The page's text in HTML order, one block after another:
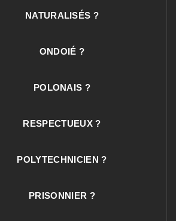
NATURALISÉS ?
ONDOIÉ ?
POLONAIS ?
RESPECTUEUX ?
POLYTECHNICIEN ?
PRISONNIER ?